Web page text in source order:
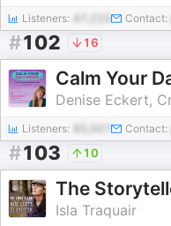
Listeners: Contact:
#102 16
Listeners: Contact:
#103 10
Isla Traquair